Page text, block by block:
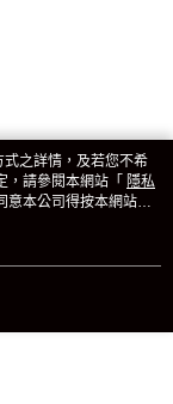
之詳情，及若您不希
，請參閱本網站「 隱私
意本公司得按本網站使